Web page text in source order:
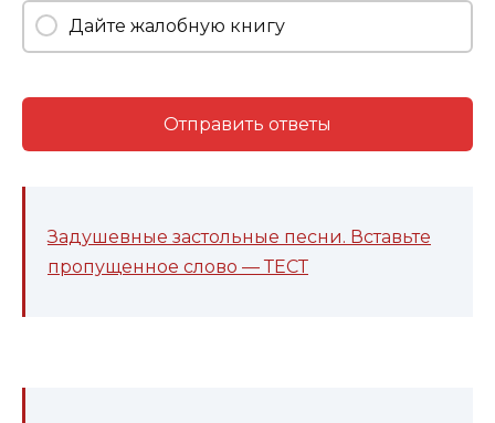
Дайте жалобную книгу
Отправить ответы
Задушевные застольные песни. Вставьте
пропущенное слово — ТЕСТ